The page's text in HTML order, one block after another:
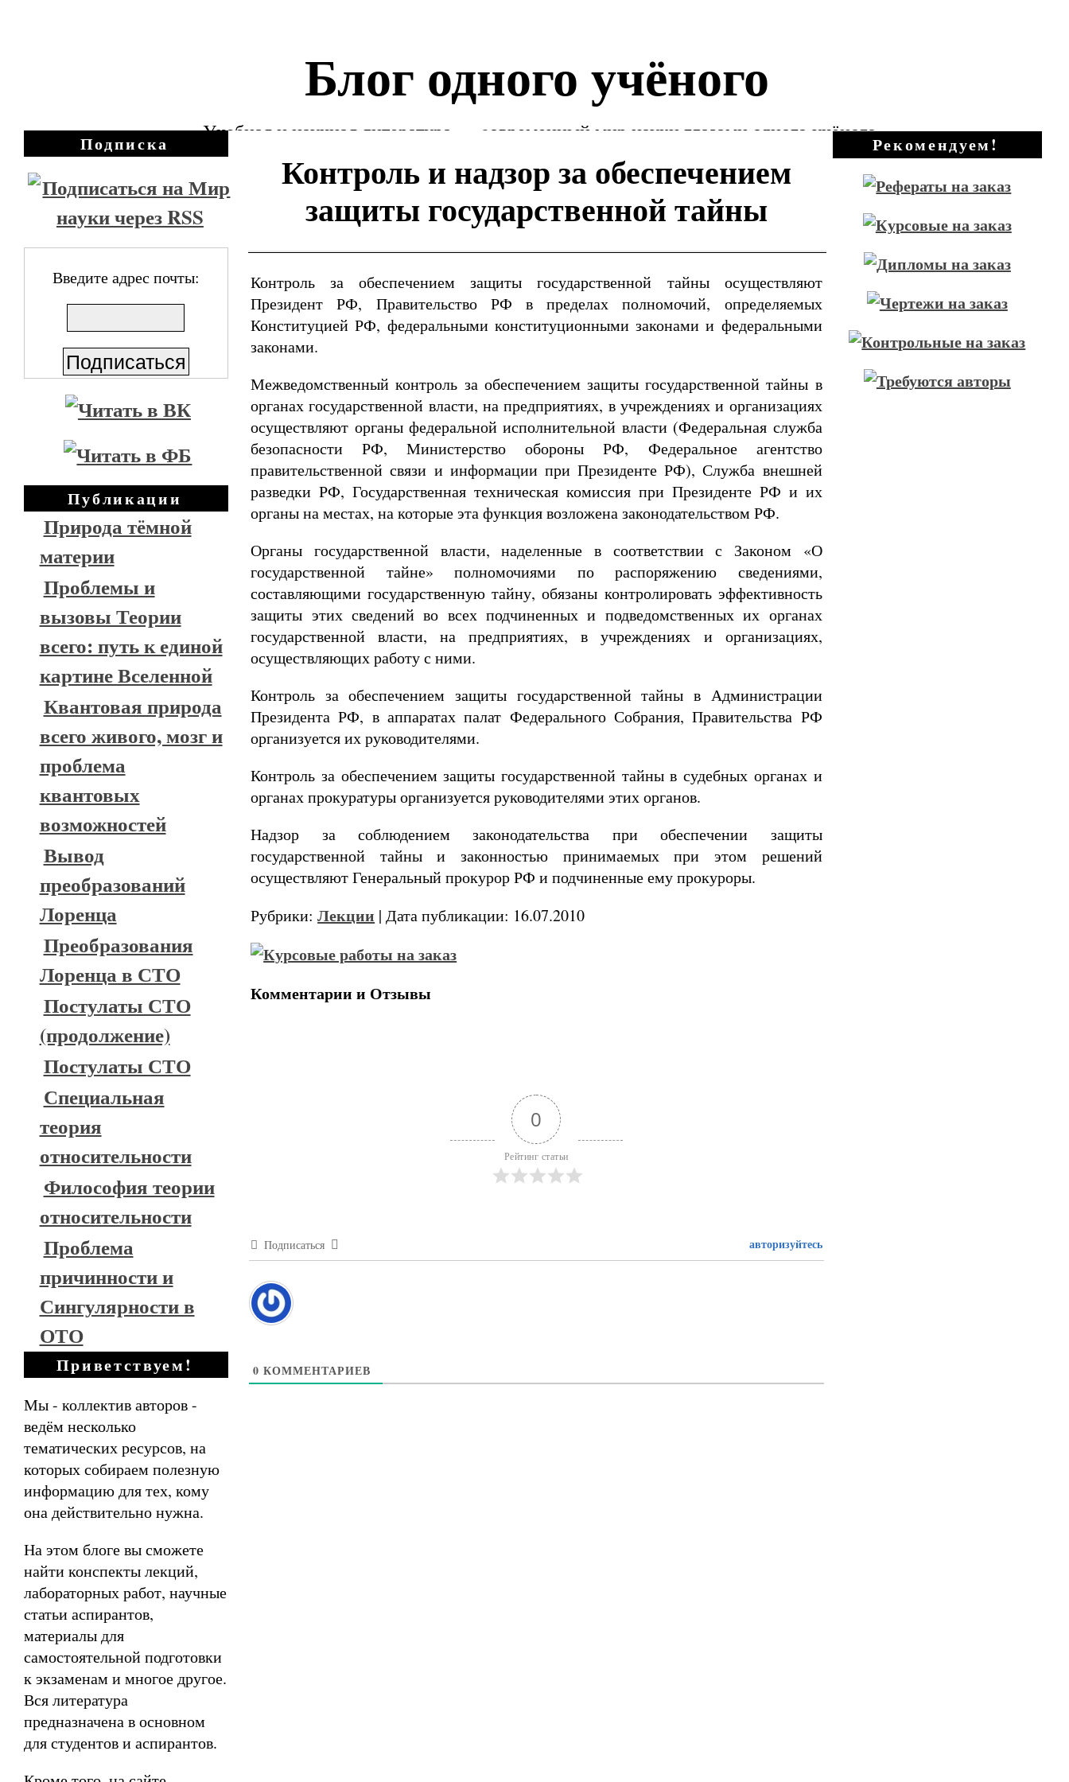
Блог одного учёного
Учебная и научная литература — cовременный мир науки глазами одного учёного
Подписка
Введите адрес почты:
Публикации
Природа тёмной
материи
Проблемы и
вызовы Теории
всего: путь к единой
картине Вселенной
Квантовая природа
всего живого, мозг и
проблема
квантовых
возможностей
Вывод
преобразований
Лоренца
Преобразования
Лоренца в СТО
Постулаты СТО
(продолжение)
Постулаты СТО
Специальная
теория
относительности
Философия теории
относительности
Проблема
причинности и
Сингулярности в
ОТО
Приветствуем!
Мы - коллектив авторов -
ведём несколько
тематических ресурсов, на
которых собираем полезную
информацию для тех, кому
она действительно нужна.
На этом блоге вы сможете
найти конспекты лекций,
лабораторных работ, научные
статьи аспирантов,
материалы для
самостоятельной подготовки
к экзаменам и многое другое.
Вся литература
предназначена в основном
для студентов и аспирантов.
Контроль и надзор за обеспечением
защиты государственной тайны
Контроль за обеспечением защиты государственной тайны осуществляют
Президент РФ, Правительство РФ в пределах полномочий, определяемых
Конституцией РФ, федеральными конституционными законами и федеральными
законами.
Межведомственный контроль за обеспечением защиты государственной тайны в
органах государственной власти, на предприятиях, в учреждениях и организациях
осуществляют органы федеральной исполнительной власти (Федеральная служба
безопасности РФ, Министерство обороны РФ, Федеральное агентство
правительственной связи и информации при Президенте РФ), Служба внешней
разведки РФ, Государственная техническая комиссия при Президенте РФ и их
органы на местах, на которые эта функция возложена законодательством РФ.
Органы государственной власти, наделенные в соответствии с Законом «О
государственной тайне» полномочиями по распоряжению сведениями,
составляющими государственную тайну, обязаны контролировать эффективность
защиты этих сведений во всех подчиненных и подведомственных их органах
государственной власти, на предприятиях, в учреждениях и организациях,
осуществляющих работу с ними.
Контроль за обеспечением защиты государственной тайны в Администрации
Президента РФ, в аппаратах палат Федерального Собрания, Правительства РФ
организуется их руководителями.
Контроль за обеспечением защиты государственной тайны в судебных органах и
органах прокуратуры организуется руководителями этих органов.
Надзор за соблюдением законодательства при обеспечении защиты
государственной тайны и законностью принимаемых при этом решений
осуществляют Генеральный прокурор РФ и подчиненные ему прокуроры.
Рубрики:Лекции | Дата публикации: 16.07.2010
Комментарии и Отзывы
0
Рейтинг статьи
Подписаться авторизуйтесь
0 КОММЕНТАРИЕВ
Рекомендуем!